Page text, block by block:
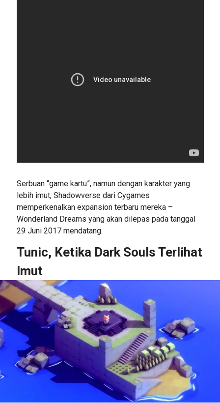
Serbuan “game kartu”, namun dengan karakter yang
lebih imut, Shadowverse dari Cygames
memperkenalkan expansion terbaru mereka –
Wonderland Dreams yang akan dilepas pada tanggal
29 Juni 2017 mendatang.
Tunic, Ketika Dark Souls Terlihat
Imut